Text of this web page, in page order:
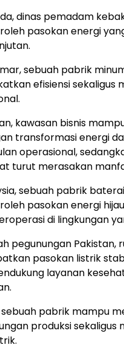
dinas pemadam
pasokan energi
sebuah pabrik
efisiensi sekaligus
kawasan bisnis
transformasi energi
operasional,
turut merasakan
sebuah pabrik
pasokan energi
di lingkungan
pegunungan Pakistan,
pasokan listrik
layanan
sebuah pabrik mampu
produksi sekaligus